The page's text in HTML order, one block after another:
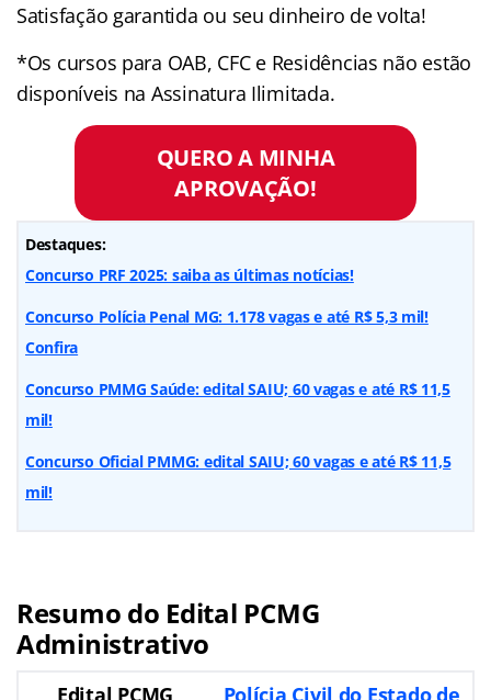
Satisfação garantida ou seu dinheiro de volta!
*Os cursos para OAB, CFC e Residências não estão
disponíveis na Assinatura Ilimitada.
QUERO A MINHA
APROVAÇÃO!
Destaques:
Concurso PRF 2025: saiba as últimas notícias!
Concurso Polícia Penal MG: 1.178 vagas e até R$ 5,3 mil!
Confira
Concurso PMMG Saúde: edital SAIU; 60 vagas e até R$ 11,5
mil!
Concurso Oficial PMMG: edital SAIU; 60 vagas e até R$ 11,5
mil!
Resumo do Edital PCMG
Administrativo
Edital PCMG
Polícia Civil do Estado de